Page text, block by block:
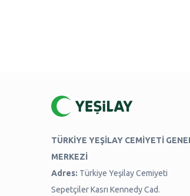
TÜRKİYE YEŞİLAY CEMİYETİ
MERKEZİ
Adres: Türkiye Yeşilay Cemiyeti
Sepetçiler Kasrı Kennedy Cad.